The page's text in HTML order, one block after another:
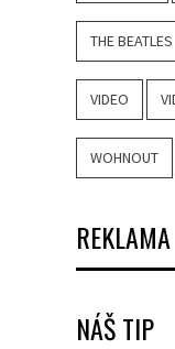
THE BEATLES
VIDEO
WOHNOUT
REKLAMA
NÁŠ TIP